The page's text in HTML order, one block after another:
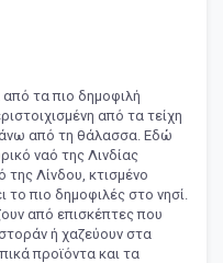
τα πιο δημοφιλή
από τα τείχη
από τη θάλασσα. Εδώ
ναό της Λινδίας
Λίνδου, κτισμένο
πιο δημοφιλές στο νησί.
από επισκέπτες που
ή χαζεύουν στα
προϊόντα και τα